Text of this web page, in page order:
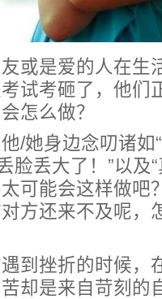
或是爱的人在生
试考砸了，他们
怎么做？
/她身边念叨诸如
脸丢大了！”以及
可能会这样做吧
方还来不及呢，
到挫折的时候，
却是来自苛刻的